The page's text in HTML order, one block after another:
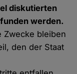
diskutierten
werden.
Zwecke bleiben
den der Staat